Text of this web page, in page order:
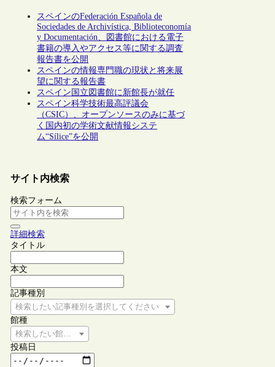
スペインのFederación Española de
Sociedades de Archivística, Biblioteconomía
y Documentación、図書館における電子
書籍の導入やアクセス等に関する調査
報告書を公開
スペインの情報専門職の現状と将来展
望に関する報告書
スペイン国立図書館に新館長が就任
スペイン科学技術最高評議会
（CSIC）、オープンソースのみに基づ
く国内初の学術文献情報システ
ム“Sílice”を公開
サイト内検索
検索フォーム
詳細検索
タイトル
本文
記事種別
検索したい記事種別を選択してください
館種
検索したい館種を選択してください
投稿日